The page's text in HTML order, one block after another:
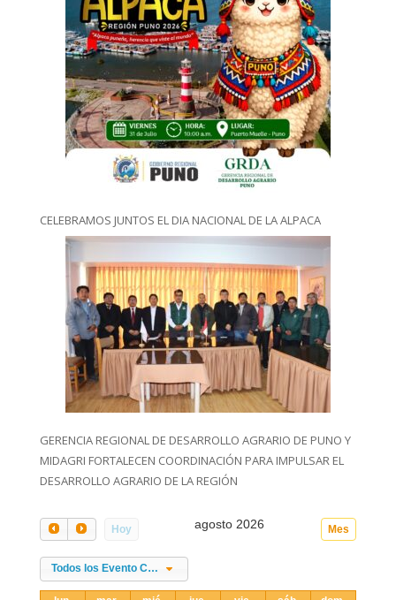
CELEBRAMOS JUNTOS EL DIA NACIONAL DE LA ALPACA
GERENCIA REGIONAL DE DESARROLLO AGRARIO DE PUNO Y
MIDAGRI FORTALECEN COORDINACIÓN PARA IMPULSAR EL
DESARROLLO AGRARIO DE LA REGIÓN
Hoy Mes
agosto 2026
Todos los Evento Categories